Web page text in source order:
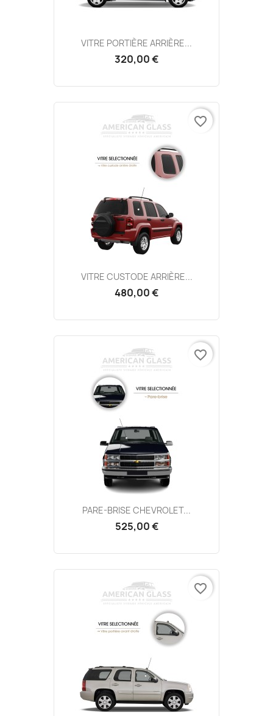
VITRE PORTIÈRE ARRIÈRE...
320,00 €
VITRE CUSTODE ARRIÈRE...
480,00 €
favorite_border
PARE-BRISE CHEVROLET...
525,00 €
favorite_border
favorite_border